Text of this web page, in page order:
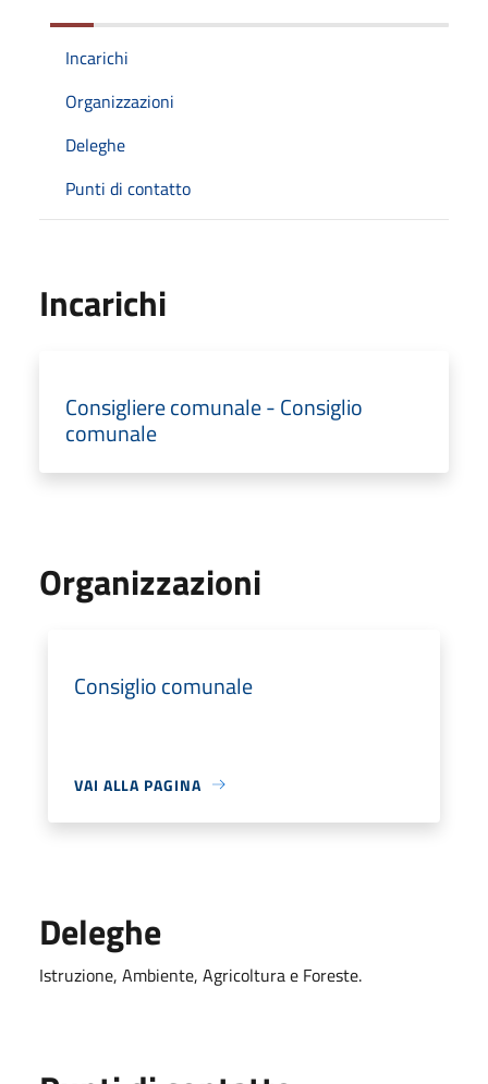
Incarichi
Organizzazioni
Deleghe
Punti di contatto
Incarichi
Consigliere comunale - Consiglio
comunale
Organizzazioni
Consiglio comunale
VAI ALLA PAGINA
Deleghe
Istruzione, Ambiente, Agricoltura e Foreste.